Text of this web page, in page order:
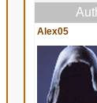
Alex05